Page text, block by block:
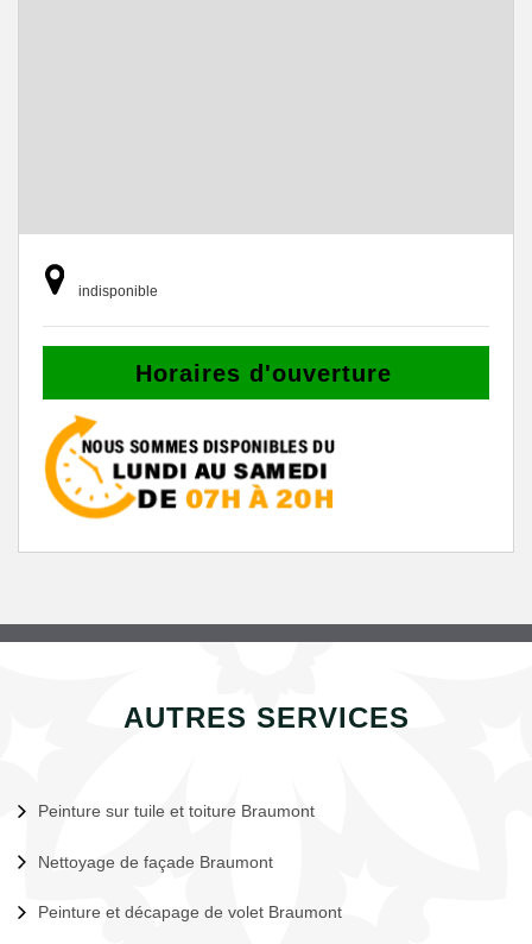
indisponible
Horaires d'ouverture
AUTRES SERVICES
Peinture sur tuile et toiture Braumont
Nettoyage de façade Braumont
Peinture et décapage de volet Braumont